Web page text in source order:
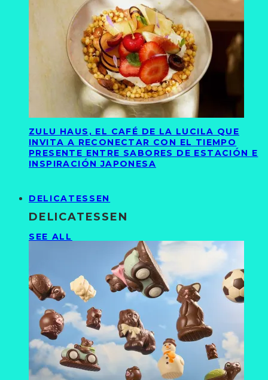
ZULU HAUS, EL CAFÉ DE LA LUCILA QUE
INVITA A RECONECTAR CON EL TIEMPO
PRESENTE ENTRE SABORES DE ESTACIÓN E
INSPIRACIÓN JAPONESA
DELICATESSEN
DELICATESSEN
SEE ALL